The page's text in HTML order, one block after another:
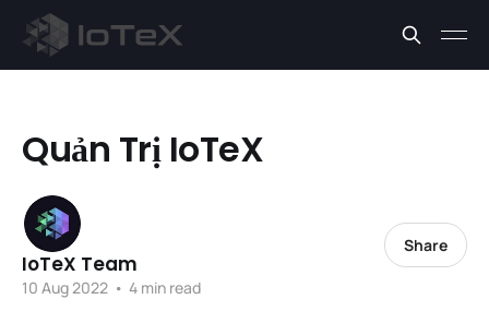
Quản Trị IoTeX
IoTeX Team
10 Aug 2022 • 4 min read
Share